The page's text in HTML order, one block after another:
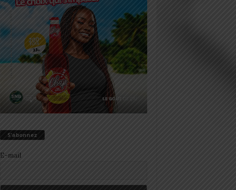
S’abonnez
E-mail